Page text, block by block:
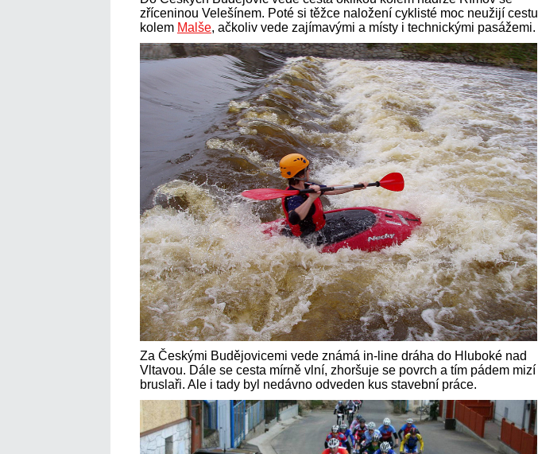
zříceninou Velešínem. Poté si těžce naložení cyklisté moc neužijí cestu
kolem Malše, ačkoliv vede zajímavými a místy i technickými pasážemi.
Za Českými Budějovicemi vede známá in-line dráha do Hluboké nad
Vltavou. Dále se cesta mírně vlní, zhoršuje se povrch a tím pádem mizí
bruslaři. Ale i tady byl nedávno odveden kus stavební práce.